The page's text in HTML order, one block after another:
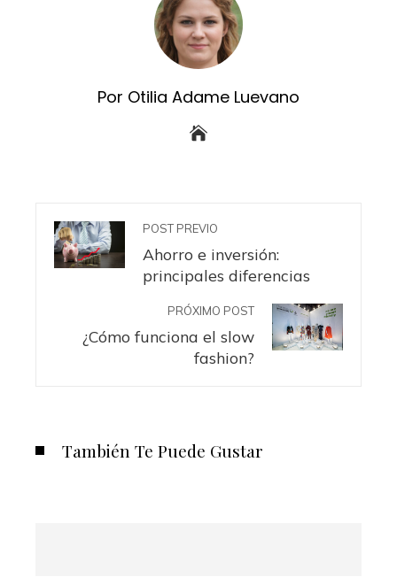
Por Otilia Adame Luevano
POST PREVIO
Ahorro e inversión:
principales diferencias
PRÓXIMO POST
¿Cómo funciona el slow
fashion?
También Te Puede Gustar